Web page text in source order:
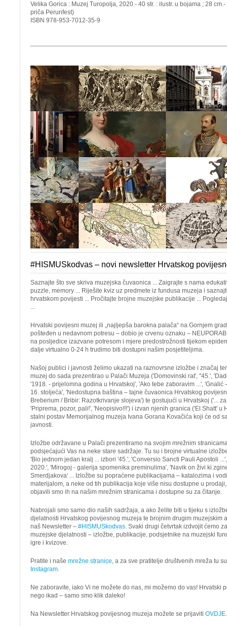
Velika Gorica : Muzej Turopolja, 2020.- 40 str. : ilustr. u bojama ; 28
priča Perunfest)
ISBN 978-953-7012-35-9
#HISMUSkodvas – novi newsletter Hrvatskog
Saznajte što sve skriva muzejska čuvaonica ... Zaigrajte s nama
puzzle, memory ... Riješite kviz uz predmete iz fundusa muzeja i
hrvatskom povijesti ... Pročitajte brojne muzejske publikacije ...
...
Hrvatski povijesni muzej ili „najljepša barokna palača“ na Gornjem
pošteđen u nedavnom potresu – dobio je crvenu oznaku –
na posljedice izazvane potresom i mjere predostrožnosti tijekom
dalje virtualno 0-24 h trudimo biti dostupni našim posjetiteljima.
Našoj publici i javnosti želimo ukazati na raznovrsne izložbe i značaj
muzej do sada prezentirao u Palači Muzeja ('Domovinski rat', ''45.',
'1918. - prijelomna godina u Hrvatskoj', 'Ako tebe zaboravim ...',
16. stoljeća', 'Nedostupna baština – tajne čuvaonica Hrvatskog
Breberium / Bribir: Razotkrivanje slojeva') te gostujući u Hrvatskoj ('...
'Priprema, pozor, pali!', 'Neopisivo!!!') i izvan njenih granica ('El Shatt' u
stalni postav Memorijalnog muzeja Ivana Gorana Kovačića koji će od
javnosti.
Izložbe održavane u Palači prezentiramo na svojim mrežnim
podsjećajući Vas na neke stare sadržaje. Tu su i brojne virtualne
'Bio jednom jedan kralj ... izbori '45.', 'Conversio Sancti Pauli Apostoli
2020.', 'Mirogoj - galerija spomenika preminulima', 'Navik on živi ki
Smerdjakova' ... Izložbe su popraćene publikacijama – katalozima i
materijalom, a neke od tih publikacija koje više nisu dostupne u
objavili smo ih na našim mrežnim stranicama i dostupne su za čitanje.
Nabrojali smo samo dio naših sadržaja, a ako želite biti u tijeku s
djelatnosti Hrvatskog povijesnog muzeja te brojnim drugim muzejskim
naš Newsletter – #HISMUSkodvas. Svaki drugi četvrtak izdvojit ćemo
muzejske djelatnosti – izložbe, publikacije, podsjetnike na muzejski
igre i kvizove.
Pratite i naše mrežne stranice, a za sve pratitelje društvenih mreža tu
Instagram.
Ne zaboravite, iako Vi ne možete do nas, mi možemo do vas! Hrvatski
nego ikad – samo smo klik daleko!
Na Newsletter Hrvatskog povijesnog muzeja možete se prijaviti OVDJE.